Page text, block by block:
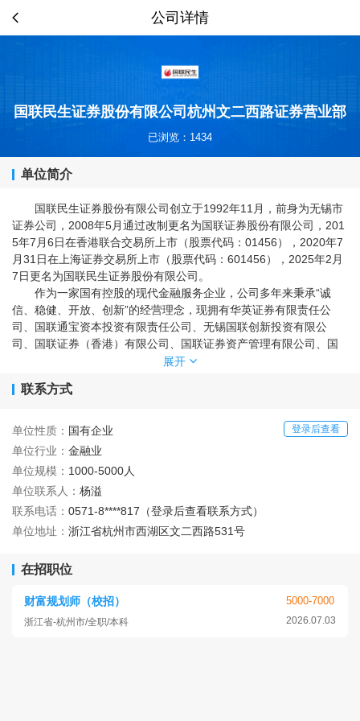
公司详情
国联民生证券股份有限公司杭州文二西路证券营业部
已浏览：1434
单位简介
国联民生证券股份有限公司创立于1992年11月，前身为无锡市
证券公司，2008年5月通过改制更名为国联证券股份有限公司，201
5年7月6日在香港联合交易所上市（股票代码：01456），2020年7
月31日在上海证券交易所上市（股票代码：601456），2025年2月
7日更名为国联民生证券股份有限公司。
作为一家国有控股的现代金融服务企业，公司多年来秉承“诚
信、稳健、开放、创新”的经营理念，现拥有华英证券有限责任公
司、国联通宝资本投资有限责任公司、无锡国联创新投资有限公
司、国联证券（香港）有限公司、国联证券资产管理有限公司、国
联基金管理有限公司、民生证券股份有限公司等七家子公司，参股
作为综合类券商，公司现已形成包括财富管理、投资银行、资
业务等在内较为完善的业务体系。在江苏、上海、北京、浙江、广
东、重庆、山东、四川、湖南和湖北等省市重要区域设立了分支机
伴随着中国资本市场进入了一个崭新的发展阶段，公司将积极
把握这难得的历史性机遇，不断提升企业的核心竞争力，用智慧和
努力，去迎接挑战、创造价值，续写更加精彩的篇章！
营业部经营范围：证券经纪；证券投资咨询；与证券交易、证
金融产品。
营业部地址：浙江省杭州市西湖区文新街道文二西路531号
营业部联系电话：0571-85177817
展开
联系方式
登录后查看
单位性质： 国有企业
单位行业： 金融业
单位规模： 1000-5000人
单位联系人： 杨溢
联系电话： 0571-8****817（登录后查看联系方式）
单位地址： 浙江省杭州市西湖区文二西路531号
在招职位
财富规划师（校招）
浙江省-杭州市/全职/本科
5000-7000
2026.07.03